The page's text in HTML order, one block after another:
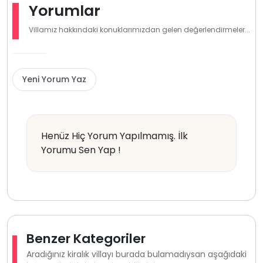
Yorumlar
Villamız hakkındaki konuklarımızdan gelen değerlendirmeler...
Yeni Yorum Yaz
Henüz Hiç Yorum Yapılmamış. İlk
Yorumu Sen Yap !
Benzer Kategoriler
Aradığınız kiralık villayı burada bulamadıysan aşağıdaki